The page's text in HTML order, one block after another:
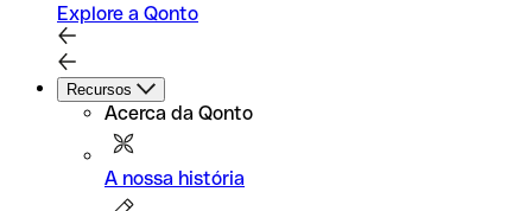
Explore a Qonto
Recursos
Acerca da Qonto
A nossa história